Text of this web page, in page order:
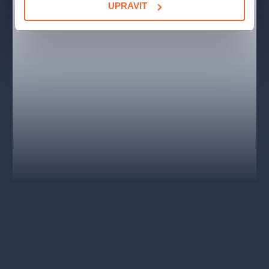
UPRAVIT
divadelního muzikálu přidány. Za všechny například „One
Moment In Time“, „I Wanna Dance With Somebody“, „Saving All